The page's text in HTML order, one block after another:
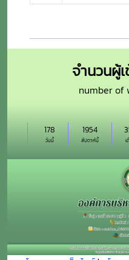
จำนวนผู้
number of
วันนี้
178
สัปดาห์นี้
1954